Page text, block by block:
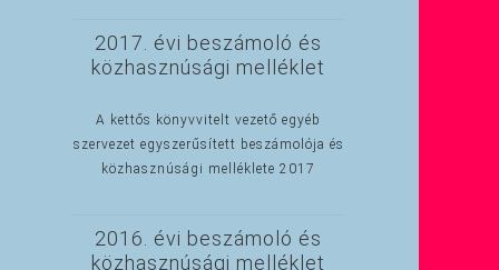
2017. évi beszámoló és
közhasznúsági melléklet
A kettős könyvvitelt vezető egyéb
szervezet egyszerűsített beszámolója és
közhasznúsági melléklete 2017
2016. évi beszámoló és
közhasznúsági melléklet